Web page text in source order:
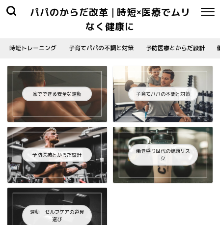
パパのからだ改革 | 時短×医療でムリ
なく健康に
時短トレーニング 子育てパパの不調と対策 予防医療とからだ設計
家でできる安全な運動 子育てパパの不調と対策
予防医療とからだ設計
働き盛り世代の健康リス
ク
運動・セルフケアの道具
選び